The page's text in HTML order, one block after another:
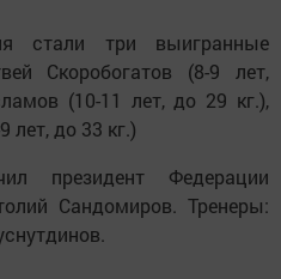
стали три выигранные
Скоробогатов (8-9 лет,
(10-11 лет, до 29 кг.),
лет, до 33 кг.)
президент Федерации
Сандомиров. Тренеры: